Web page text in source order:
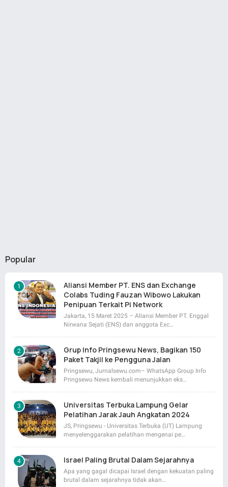
Popular
Aliansi Member PT. ENS dan Exchange
Colabs Tuding Fauzan Wibowo Lakukan
Penipuan Terkait Pi Network
Jakarta, 15 Maret 2025 – Aliansi Member PT. Enggal
Nirwana Sejati (ENS) dan anggota Exc…
Grup Info Pringsewu News, Bagikan 150
Paket Takjil ke Pengguna Jalan
Pringsewu, Jurnalsewu.com– WhatsApp Group Info
Pringsewu News kembali menunjukkan eks…
Universitas Terbuka Lampung Gelar
Pelatihan Jarak Jauh Angkatan 2024
JS, Pringsewu - Universitas Terbuka (UT) Lampung
menyelenggarakan pelatihan mengenai pe…
Israel Paling Brutal Dalam Sejarahnya
Apa yang gagal dicapai Israel dengan kekuatan paling
brutal dalam sejarahnya tidak akan…